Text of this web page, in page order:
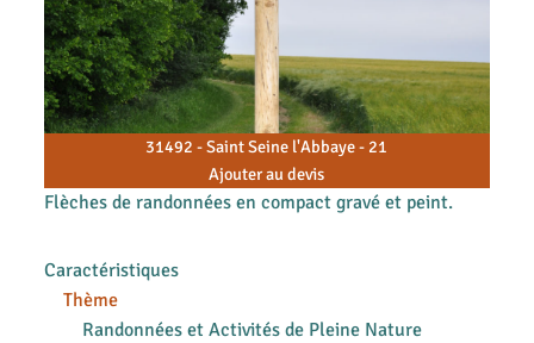
31492 - Saint Seine l'Abbaye - 21
Ajouter au devis
Flèches de randonnées en compact gravé et peint.
Caractéristiques
Thème
Randonnées et Activités de Pleine Nature